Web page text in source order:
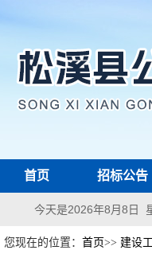
首页 招标公告
今天是2026年8月8日
您现在的位置： 首页>> 建设